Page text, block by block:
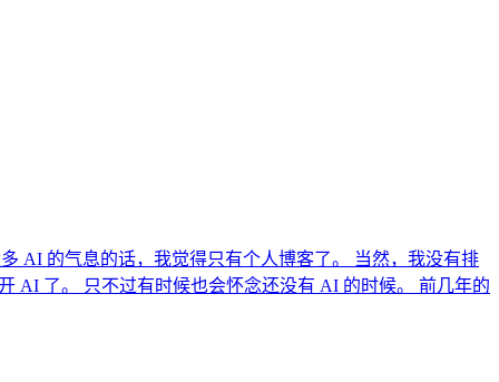
AI 的气息的话，我觉得只有个人博客了。 当然，我没有排
AI 了。 只不过有时候也会怀念还没有 AI 的时候。 前几年的